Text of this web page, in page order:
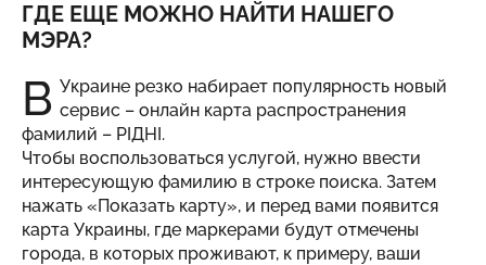
ГДЕ ЕЩЕ МОЖНО НАЙТИ НАШЕГО
МЭРА?
В Украине резко набирает популярность новый
сервис – онлайн карта распространения
фамилий – РІДНІ.
Чтобы воспользоваться услугой, нужно ввести
интересующую фамилию в строке поиска. Затем
нажать «Показать карту», и перед вами появится
карта Украины, где маркерами будут отмечены
города, в которых проживают, к примеру, ваши